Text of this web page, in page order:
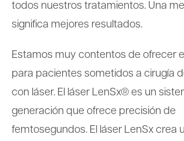
todos nuestros tratamientos. Una
significa mejores resultados.
Estamos muy contentos de ofrecer
para pacientes sometidos a cirugía
con láser. El láser LenSx® es un
generación que ofrece precisión de
femtosegundos. El láser LenSx crea